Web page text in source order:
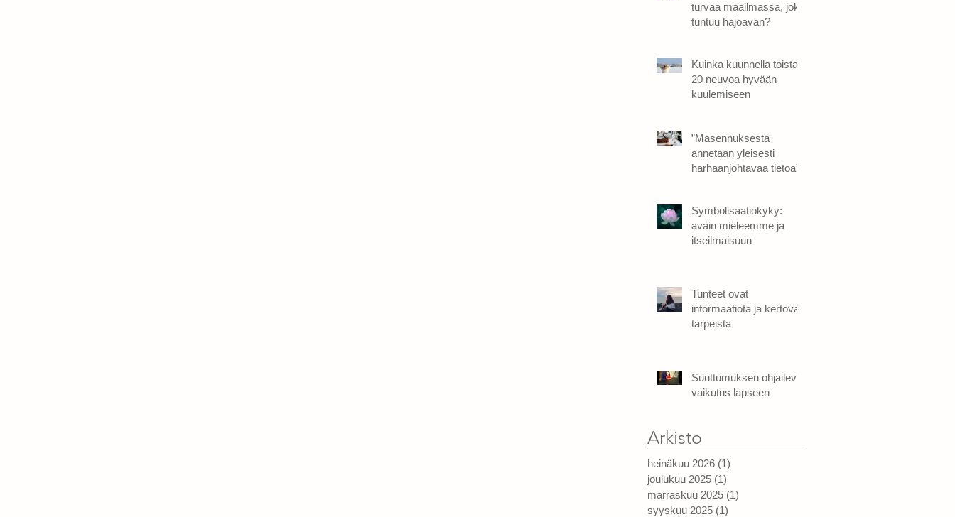
turvaa maailmassa, joka
tuntuu hajoavan?
Kuinka kuunnella toista:
20 neuvoa hyvään
kuulemiseen
”Masennuksesta
annetaan yleisesti
harhaanjohtavaa tietoa”
Symbolisaatiokyky:
avain mieleemme ja
itseilmaisuun
Tunteet ovat
informaatiota ja kertovat
tarpeista
Suuttumuksen ohjaileva
vaikutus lapseen
Arkisto
heinäkuu 2026 (1)
joulukuu 2025 (1)
marraskuu 2025 (1)
syyskuu 2025 (1)